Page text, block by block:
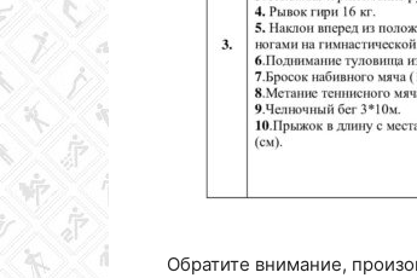
Пермского
края
Обратите внимание,